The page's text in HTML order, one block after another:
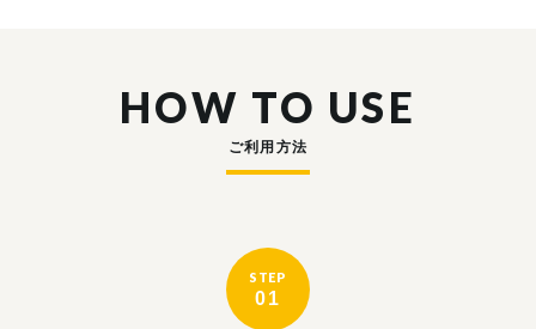
HOW TO USE
ご利用方法
STEP
01